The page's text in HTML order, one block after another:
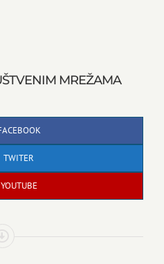
MREŽAMA
TWITER
YOUTUBE